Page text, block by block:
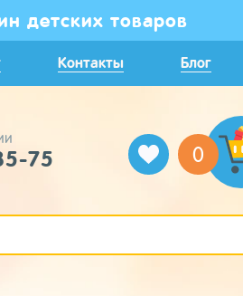
детских товаров
Контакты Блог
75 0